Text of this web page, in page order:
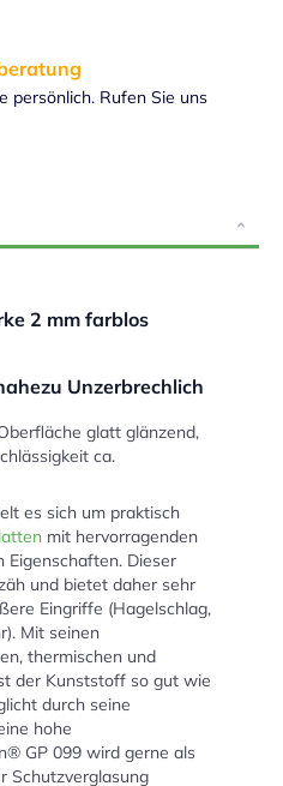
persönlich. Rufen Sie uns
2 mm farblos
Unzerbrechlich
glatt glänzend,
ca.
es sich um praktisch
mit hervorragenden
Eigenschaften. Dieser
und bietet daher sehr
Eingriffe (Hagelschlag,
Mit seinen
thermischen und
der Kunststoff so gut wie
durch seine
hohe
GP 099 wird gerne als
Schutzverglasung